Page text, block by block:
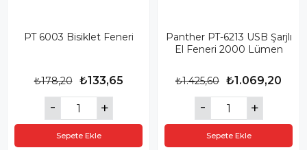
PT 6003 Bisiklet Feneri
₺133,65
₺178,20
Sepete Ekle
Panther PT-6213 USB Şarjlı
El Feneri 2000 Lümen
₺1.069,20
₺1.425,60
Sepete Ekle